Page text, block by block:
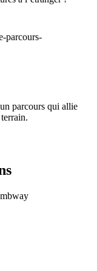
parcours qui allie